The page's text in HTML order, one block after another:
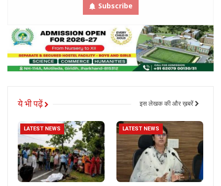
Subscribe
ये भी पढ़ें इस लेखक की और ख़बरें
LATEST NEWS LATEST NEWS